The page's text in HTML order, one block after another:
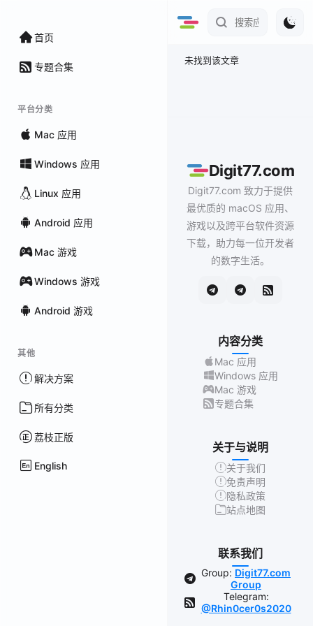
首页
专题合集
平台分类
Mac 应用
Windows 应用
Linux 应用
Android 应用
Mac 游戏
Windows 游戏
Android 游戏
其他
解决方案
所有分类
荔枝正版
English
未找到该文章
Digit77.com
Digit77.com 致力于提供
最优质的 macOS 应用、
游戏以及跨平台软件资源
下载，助力每一位开发者
的数字生活。
内容分类
Mac 应用
Windows 应用
Mac 游戏
专题合集
关于与说明
关于我们
免责声明
隐私政策
站点地图
联系我们
Group: Digit77.com
Group
Telegram:
@Rhin0cer0s2020